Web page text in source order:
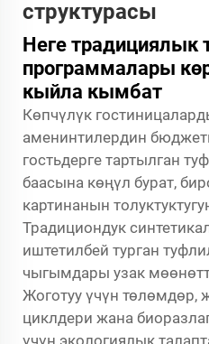
структурасы
Неге традициялык
программалары
кыйла кымбат
Көпчүлүк
аменинтилердин
гостьдерге тартылган
баасына көңүл бурат,
картинанын
Традициондук
иштетилбей турган
чыгымдары узак
Жоготуу үчүн
циклдери жана
үчүн экологиялык